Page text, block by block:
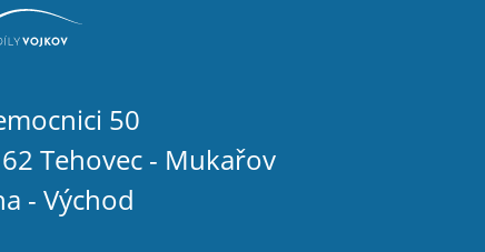
50
Tehovec - Mukařov
- Východ